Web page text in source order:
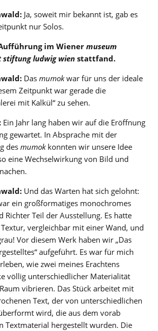
Ja, soweit mir bekannt ist, gab es
nur Solos.
im Wiener museum
stiftung ludwig wien stattfand.
Das mumokwar für uns der ideale
Zeitpunkt war gerade die
mit Kalkül“ zu sehen.
Ein Jahr lang haben wir auf die Eröffnung
gewartet. In Absprache mit der
des mumokkonnten wir unsere Idee
eine Wechselwirkung von Bild und
Und das Warten hat sich gelohnt:
ein großformatiges monochromes
Richter Teil der Ausstellung. Es hatte
vergleichbar mit einer Wand, und
Vor diesem Werk haben wir „Das
aufgeführt. Es war für mich
wie zwei meines Erachtens
völlig unterschiedlicher Materialität
vibrieren. Das Stück arbeitet mit
Text, der von unterschiedlichen
wird, die aus dem vorab
Textmaterial hergestellt wurden. Die